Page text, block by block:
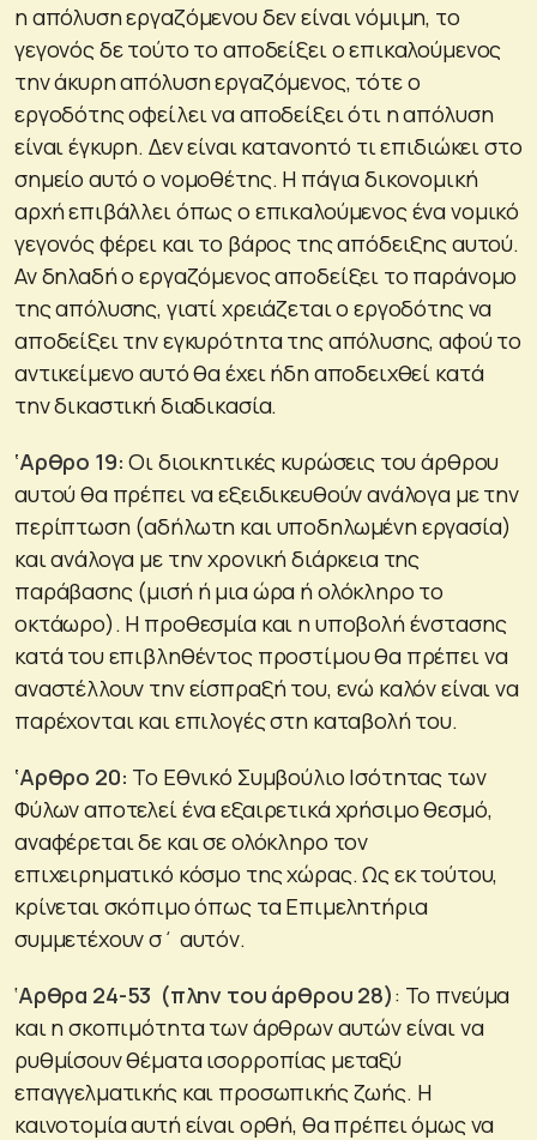
η απόλυση εργαζόμενου δεν είναι νόμιμη, το
γεγονός δε τούτο το αποδείξει ο επικαλούμενος
την άκυρη απόλυση εργαζόμενος, τότε ο
εργοδότης οφείλει να αποδείξει ότι η απόλυση
είναι έγκυρη. Δεν είναι κατανοητό τι επιδιώκει στο
σημείο αυτό ο νομοθέτης. Η πάγια δικονομική
αρχή επιβάλλει όπως ο επικαλούμενος ένα νομικό
γεγονός φέρει και το βάρος της απόδειξης αυτού.
Αν δηλαδή ο εργαζόμενος αποδείξει το παράνομο
της απόλυσης, γιατί χρειάζεται ο εργοδότης να
αποδείξει την εγκυρότητα της απόλυσης, αφού το
αντικείμενο αυτό θα έχει ήδη αποδειχθεί κατά
την δικαστική διαδικασία.
‘Αρθρο 19: Οι διοικητικές κυρώσεις του άρθρου
αυτού θα πρέπει να εξειδικευθούν ανάλογα με την
περίπτωση (αδήλωτη και υποδηλωμένη εργασία)
και ανάλογα με την χρονική διάρκεια της
παράβασης (μισή ή μια ώρα ή ολόκληρο το
οκτάωρο). Η προθεσμία και η υποβολή ένστασης
κατά του επιβληθέντος προστίμου θα πρέπει να
αναστέλλουν την είσπραξή του, ενώ καλόν είναι να
παρέχονται και επιλογές στη καταβολή του.
‘Αρθρο 20: Το Εθνικό Συμβούλιο Ισότητας των
Φύλων αποτελεί ένα εξαιρετικά χρήσιμο θεσμό,
αναφέρεται δε και σε ολόκληρο τον
επιχειρηματικό κόσμο της χώρας. Ως εκ τούτου,
κρίνεται σκόπιμο όπως τα Επιμελητήρια
συμμετέχουν σ΄ αυτόν.
‘Αρθρα 24-53 (πλην του άρθρου 28): Το πνεύμα
και η σκοπιμότητα των άρθρων αυτών είναι να
ρυθμίσουν θέματα ισορροπίας μεταξύ
επαγγελματικής και προσωπικής ζωής. Η
καινοτομία αυτή είναι ορθή, θα πρέπει όμως να